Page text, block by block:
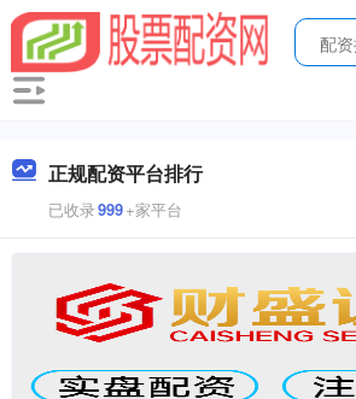
正规配资平台排行
已收录999+家平台